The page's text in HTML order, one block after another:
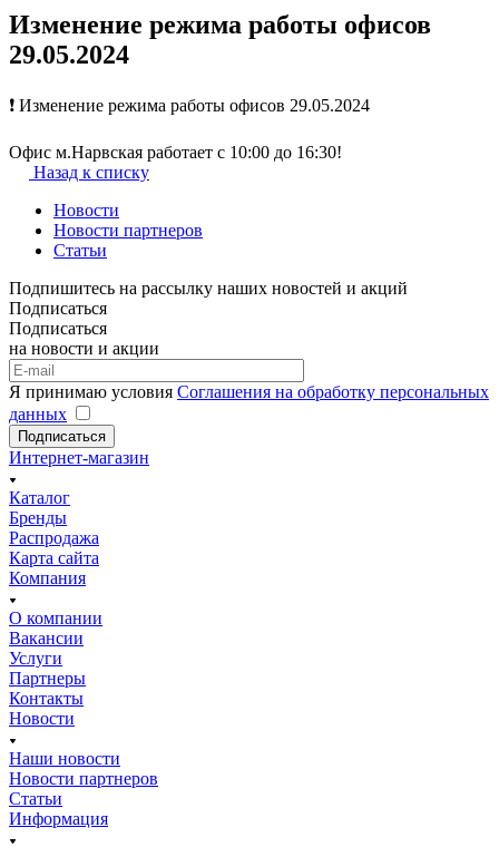
Изменение режима работы офисов
29.05.2024
❗ Изменение режима работы офисов 29.05.2024
Офис м.Нарвская работает с 10:00 до 16:30!
Назад к списку
Новости
Новости партнеров
Статьи
Подпишитесь на рассылку наших новостей и акций
Подписаться
Подписаться
на новости и акции
Я принимаю условия Соглашения на обработку персональных
данных
Подписаться
Интернет-магазин
Каталог
Бренды
Распродажа
Карта сайта
Компания
О компании
Вакансии
Услуги
Партнеры
Контакты
Новости
Наши новости
Новости партнеров
Статьи
Информация